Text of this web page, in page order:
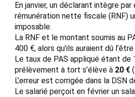
En janvier, un déclarant intègre par
rémunération nette fiscale (RNF)
imposable.
La RNF et le montant soumis au
400 €, alors qu’ils auraient dû
Le taux de PAS appliqué étant de
prélèvement à tort s’élève à 20 €
L’erreur est corrigée dans la DSN
Le salarié perçoit en février un